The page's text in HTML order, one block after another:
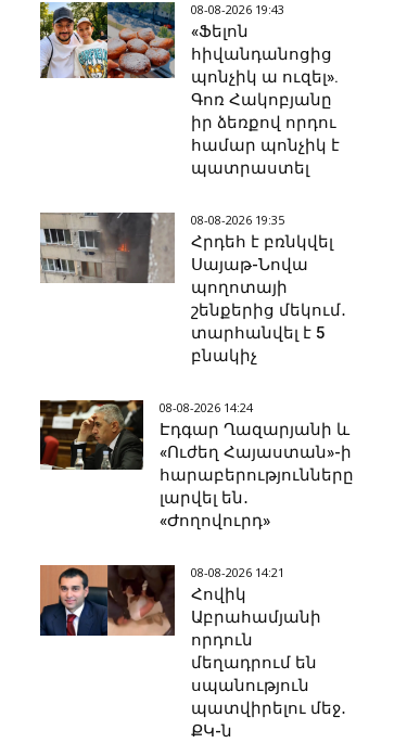
08-08-2026 19:43
«Ֆելոն
հիվանդանոցից
պոնչիկ ա ուզել».
Գոռ Հակոբյանը
իր ձեռքով որդու
համար պոնչիկ է
պատրաստել
08-08-2026 19:35
Հրդեհ է բռնկվել
Սայաթ-Նովա
պողոտայի
շենքերից մեկում․
տարհանվել է 5
բնակիչ
08-08-2026 14:24
Էդգար Ղազարյանի և
«Ուժեղ Հայաստան»-ի
հարաբերությունները
լարվել են․
«Ժողովուրդ»
08-08-2026 14:21
Հովիկ
Աբրահամյանի
որդուն
մեղադրում են
սպանություն
պատվիրելու մեջ․
ՔԿ-ն